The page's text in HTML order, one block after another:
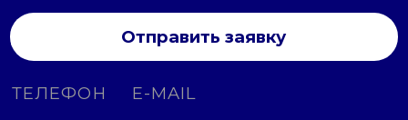
Отправить заявку
ТЕЛЕФОН E-MAIL